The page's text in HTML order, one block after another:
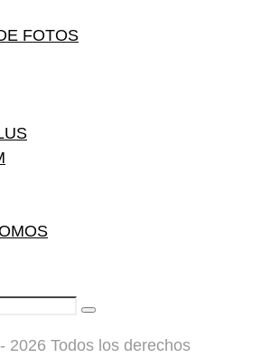
FOTOS
Buscar
2026 Todos los derechos